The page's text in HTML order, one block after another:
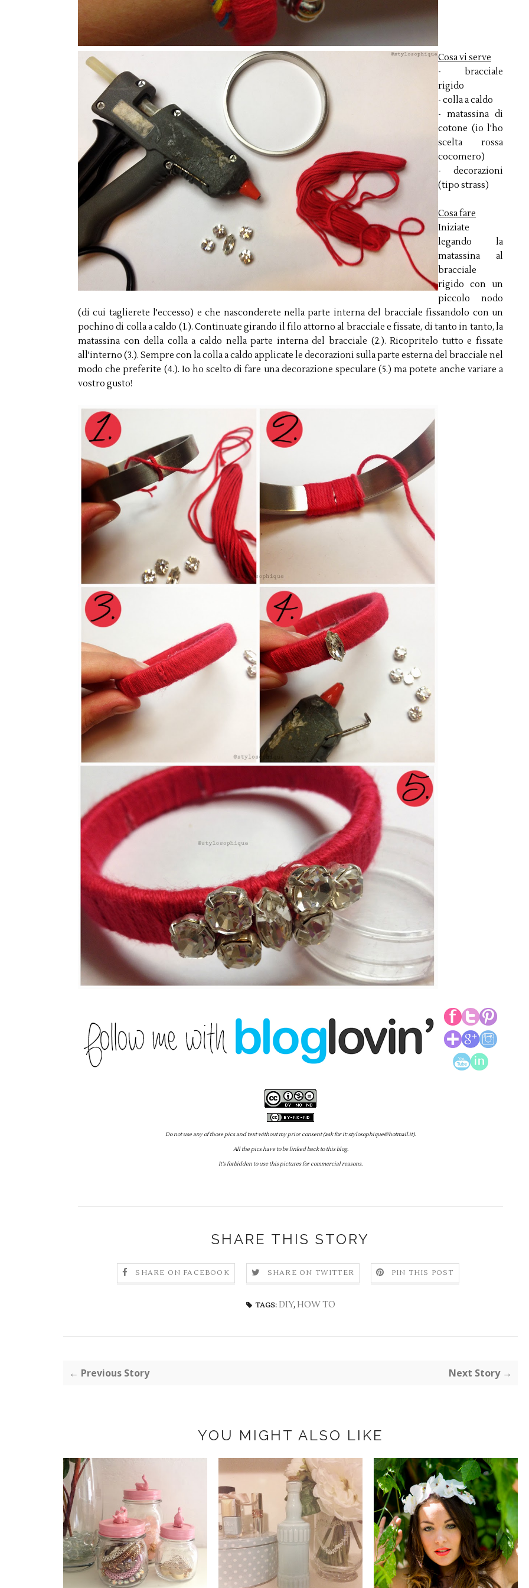
Cosa vi serve
- bracciale
rigido
- colla a caldo
- matassina di
cotone (io l'ho
scelta rossa
cocomero)
- decorazioni
(tipo strass)
Cosa fare
Iniziate
legando la
matassina al
bracciale
rigido con un
piccolo nodo
(di cui taglierete l'eccesso) e che nasconderete nella parte interna del bracciale fissandolo con un
pochino di colla a caldo (1.). Continuate girando il filo attorno al bracciale e fissate, di tanto in tanto, la
matassina con della colla a caldo nella parte interna del bracciale (2.). Ricopritelo tutto e fissate
all'interno (3.). Sempre con la colla a caldo applicate le decorazioni sulla parte esterna del bracciale nel
modo che preferite (4.). Io ho scelto di fare una decorazione speculare (5.) ma potete anche variare a
vostro gusto!
Do not use any of those pics and text without my prior consent (ask for it: stylosophique@hotmail.it).
All the pics have to be linked back to this blog.
It's forbidden to use this pictures for commercial reasons.
SHARE THIS STORY
SHARE ON FACEBOOK SHARE ON TWITTER PIN THIS POST
TAGS: DIY, HOW TO
← Previous Story Next Story →
YOU MIGHT ALSO LIKE